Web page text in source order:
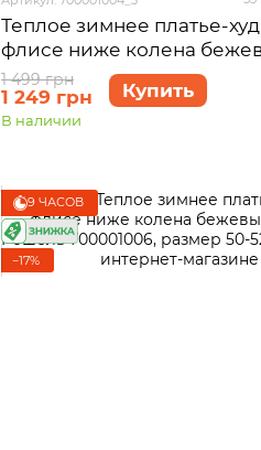
Теплое зимнее платье-
флисе ниже колена
Merlini Рошель 700001004,
50-52 (2XL-3XL)
1 499 грн
1 249 грн Купить
В наличии
9 ЧАСОВ
−17%